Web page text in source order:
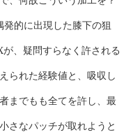
的に出現した膝下の狙
、疑問すらなく許される
られた経験値と、吸収し
までもも全てを許し、最
さなパッチが取れようと